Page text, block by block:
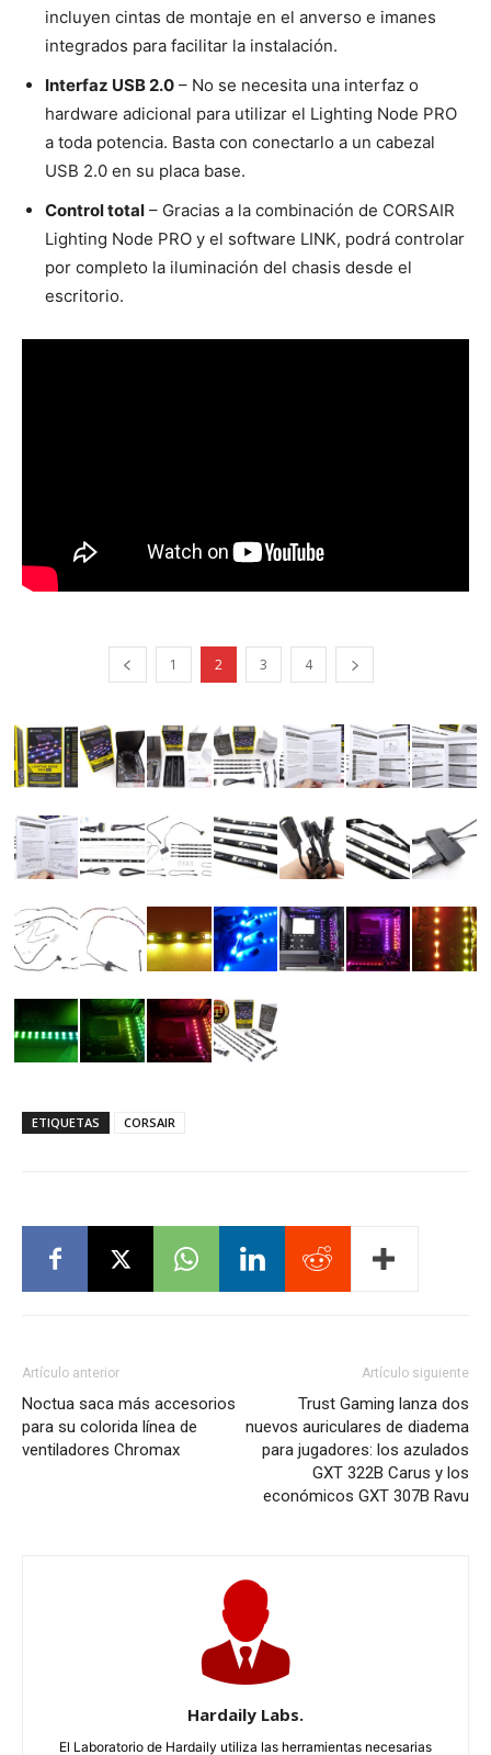
incluyen cintas de montaje en el anverso e imanes
integrados para facilitar la instalación.
Interfaz USB 2.0 – No se necesita una interfaz o
hardware adicional para utilizar el Lighting Node PRO
a toda potencia. Basta con conectarlo a un cabezal
USB 2.0 en su placa base.
Control total – Gracias a la combinación de CORSAIR
Lighting Node PRO y el software LINK, podrá controlar
por completo la iluminación del chasis desde el
escritorio.
1 2 3 4
ETIQUETAS CORSAIR
Artículo anterior
Noctua saca más accesorios
para su colorida línea de
ventiladores Chromax
Artículo siguiente
Trust Gaming lanza dos
nuevos auriculares de diadema
para jugadores: los azulados
GXT 322B Carus y los
económicos GXT 307B Ravu
Hardaily Labs.
El Laboratorio de Hardaily utiliza las herramientas necesarias